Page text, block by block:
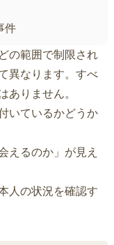
件
の範囲で制限され
異なります。すべ
ありません。
いているかどうか
えるのか」が見え
人の状況を確認す